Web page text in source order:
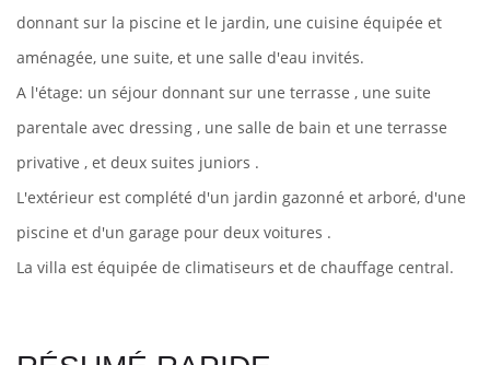
donnant sur la piscine et le jardin, une cuisine équipée et
aménagée, une suite, et une salle d'eau invités.
A l'étage: un séjour donnant sur une terrasse , une suite
parentale avec dressing , une salle de bain et une terrasse
privative , et deux suites juniors .
L'extérieur est complété d'un jardin gazonné et arboré, d'une
piscine et d'un garage pour deux voitures .
La villa est équipée de climatiseurs et de chauffage central.